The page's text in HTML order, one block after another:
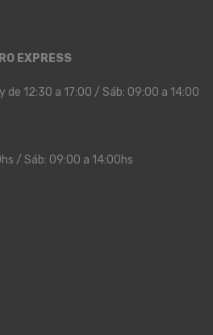
EXPRESS
de 12:30 a 17:00 / Sáb: 09:00 a 14:00
/ Sáb: 09:00 a 14:00hs